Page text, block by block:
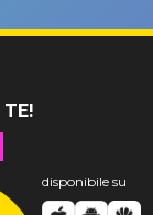
TE!
disponibile su